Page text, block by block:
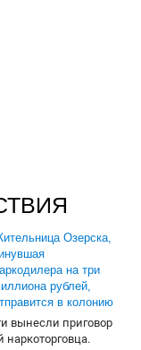
Озерска,
на три
рублей,
в колонию
вынесли приговор